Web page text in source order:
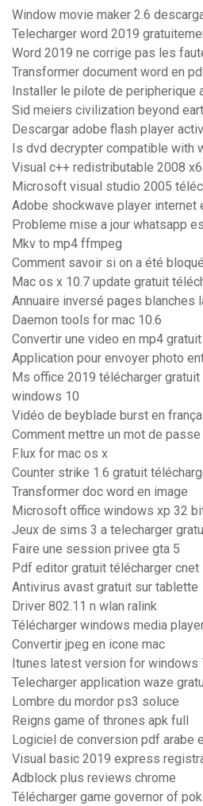
Window movie maker 2.6
Telecharger word 2019
Word 2019 ne corrige pas les
Transformer document word en
Installer le pilote de peripherique
Sid meiers civilization beyond
Descargar adobe flash player
Is dvd decrypter compatible with
Visual c++ redistributable 2008
Microsoft visual studio 2005
Adobe shockwave player internet
Probleme mise a jour whatsapp
Mkv to mp4 ffmpeg
Comment savoir si on a été
Mac os x 10.7 update gratuit
Annuaire inversé pages blanches
Daemon tools for mac 10.6
Convertir une video en mp4
Application pour envoyer photo
Ms office 2019 télécharger
windows 10
Vidéo de beyblade burst en
Comment mettre un mot de
F.lux for mac os x
Counter strike 1.6 gratuit
Transformer doc word en image
Microsoft office windows xp 32
Jeux de sims 3 a telecharger
Faire une session privee gta 5
Pdf editor gratuit télécharger cnet
Antivirus avast gratuit sur tablette
Driver 802.11 n wlan ralink
Télécharger windows media
Convertir jpeg en icone mac
Itunes latest version for windows
Telecharger application waze
Lombre du mordor ps3 soluce
Reigns game of thrones apk full
Logiciel de conversion pdf arabe
Visual basic 2019 express
Adblock plus reviews chrome
Télécharger game governor of